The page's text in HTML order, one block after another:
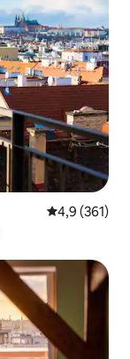
Priemerné
4,9 (361)